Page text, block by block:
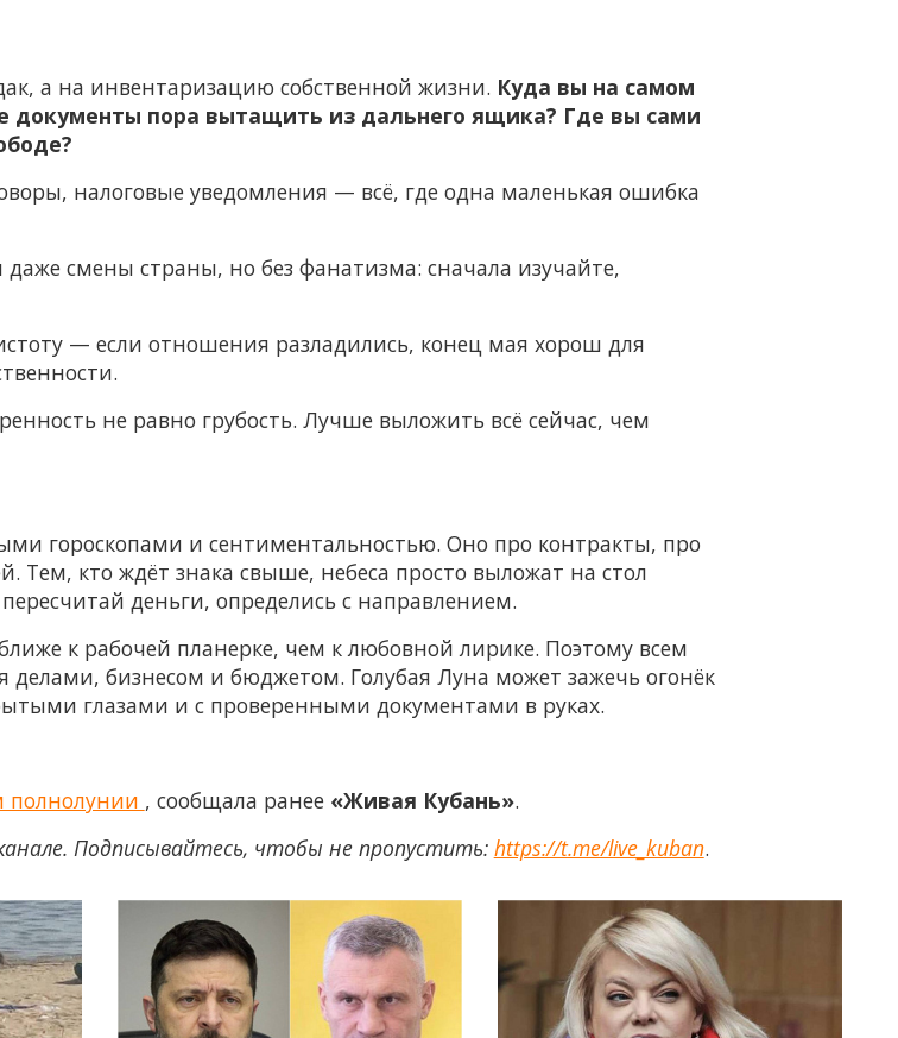
а на инвентаризацию собственной жизни. Куда вы на самом
документы пора вытащить из дальнего ящика? Где вы сами
налоговые уведомления — всё, где одна маленькая ошибка
смены страны, но без фанатизма: сначала изучайте,
— если отношения разладились, конец мая хорош для
не равно грубость. Лучше выложить всё сейчас, чем
гороскопами и сентиментальностью. Оно про контракты, про
Тем, кто ждёт знака свыше, небеса просто выложат на стол
деньги, определись с направлением.
к рабочей планерке, чем к любовной лирике. Поэтому всем
делами, бизнесом и бюджетом. Голубая Луна может зажечь огонёк
глазами и с проверенными документами в руках.
полнолунии , сообщала ранее «Живая Кубань».
Подписывайтесь, чтобы не пропустить: https://t.me/live_kuban.